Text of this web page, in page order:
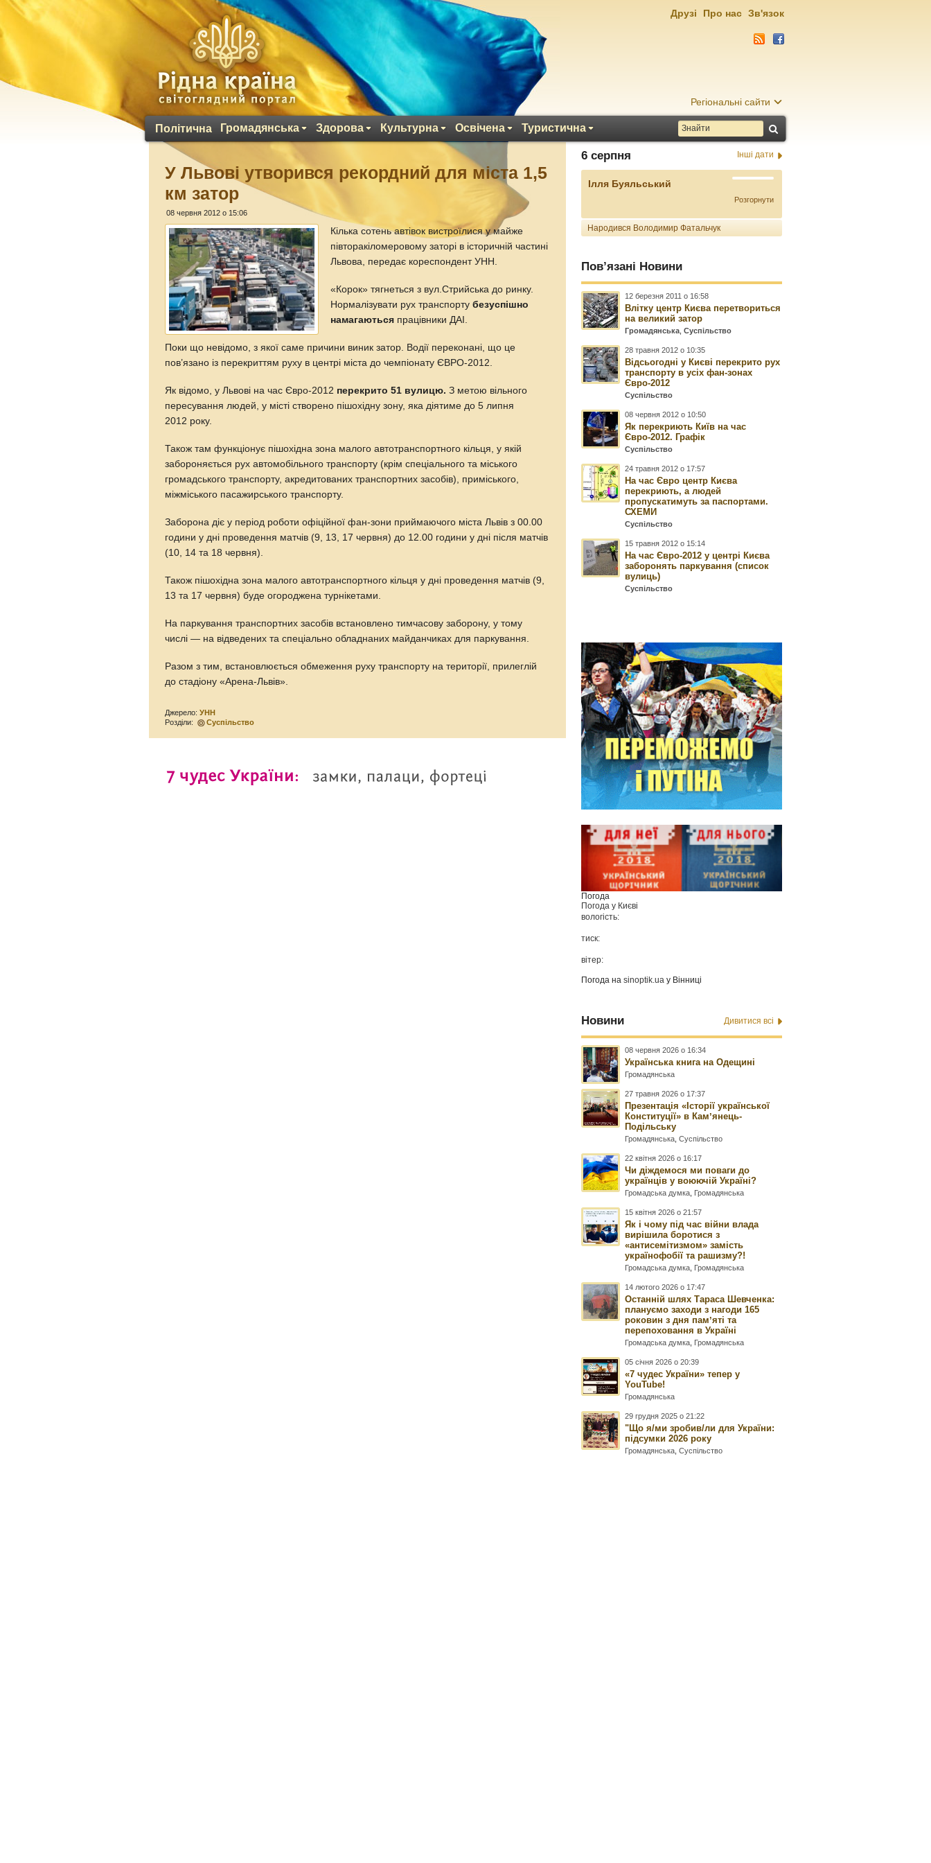
Регіональні сайти
Політична Громадянська Здорова Культурна Освічена Туристична
Друзі Про нас Зв'язок
У Львові утворився рекордний для міста 1,5
км затор
08 червня 2012 о 15:06
Кілька сотень автівок вистроїлися у майже
півторакіломеровому заторі в історичній частині
Львова, передає кореспондент УНН.
«Корок» тягнеться з вул.Стрийська до ринку.
Нормалізувати рух транспортубезуспішно
намагаються працівники ДАІ.
Поки що невідомо, з якої саме причини виник затор. Водії переконані, що це
пов’язано із перекриттям руху в центрі міста до чемпіонату ЄВРО-2012.
Як відомо, у Львові на час Євро-2012 перекрито 51 вулицю. З метою вільного
пересування людей, у місті створено пішохідну зону, яка діятиме до 5 липня
2012 року.
Також там функціонує пішохідна зона малого автотранспортного кільця, у якій
забороняється рух автомобільного транспорту (крім спеціального та міського
громадського транспорту, акредитованих транспортних засобів), приміського,
міжміського пасажирського транспорту.
Заборона діє у період роботи офіційної фан-зони приймаючого міста Львів з 00.00
години у дні проведення матчів (9, 13, 17 червня) до 12.00 години у дні після матчів
(10, 14 та 18 червня).
Також пішохідна зона малого автотранспортного кільця у дні проведення матчів (9,
13 та 17 червня) буде огороджена турнікетами.
На паркування транспортних засобів встановлено тимчасову заборону, у тому
числі — на відведених та спеціально обладнаних майданчиках для паркування.
Разом з тим, встановлюється обмеження руху транспорту на території, прилеглій
до стадіону «Арена-Львів».
Джерело:УНН
Розділи:
Суспільство
6 серпня Інші дати
Ілля Буяльський
Розгорнути
Народився Володимир Фатальчук
Пов’язані Новини
12 березня 2011 о 16:58
Влітку центр Києва перетвориться
на великий затор
Громадянська ,Суспільство
28 травня 2012 о 10:35
Відсьогодні у Києві перекрито рух
транспорту в усіх фан-зонах
Євро-2012
Суспільство
08 червня 2012 о 10:50
Як перекриють Київ на час
Євро-2012. Графік
Суспільство
24 травня 2012 о 17:57
На час Євро центр Києва
перекриють, а людей
пропускатимуть за паспортами.
СХЕМИ
Суспільство
15 травня 2012 о 15:14
На час Євро-2012 у центрі Києва
заборонять паркування (список
вулиць)
Суспільство
Погода
Погода у Києві
вологість:
тиск:
вітер:
Погода наsinoptik.ua у Вінниці
Новини Дивитися всі
08 червня 2026 о 16:34
Українська книга на Одещині
Громадянська
27 травня 2026 о 17:37
Презентація «Історії української
Конституції» в Камʼянець-
Подільську
Громадянська ,Суспільство
22 квітня 2026 о 16:17
Чи діждемося ми поваги до
українців у воюючій Україні?
Громадська думка Громадянська
15 квітня 2026 о 21:57
Як і чому під час війни влада
вирішила боротися з
«антисемітизмом» замість
українофобії та рашизму?!
Громадська думка Громадянська
14 лютого 2026 о 17:47
Останній шлях Тараса Шевченка:
плануємо заходи з нагоди 165
роковин з дня памʼяті та
перепоховання в Україні
Громадська думка Громадянська
05 січня 2026 о 20:39
«7 чудес України» тепер у
YouTube!
Громадянська
29 грудня 2025 о 21:22
"Що я/ми зробив/ли для України:
підсумки 2026 року
Громадянська ,Суспільство